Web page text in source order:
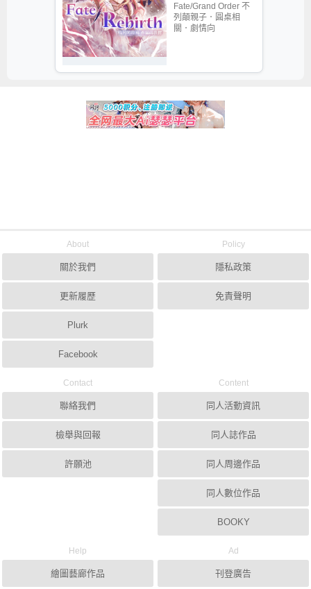
Fate/Grand Order 不
列顛親子．圓桌相
關．劇情向
About
關於我們
更新履歷
Plurk
Facebook
Policy
隱私政策
免責聲明
Contact
聯絡我們
檢舉與回報
許願池
Content
同人活動資訊
同人誌作品
同人周邊作品
同人數位作品
BOOKY
Help
繪圖藝廊作品
Ad
刊登廣告